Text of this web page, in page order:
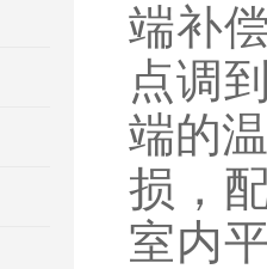
端补
点调
端的
损，
室内